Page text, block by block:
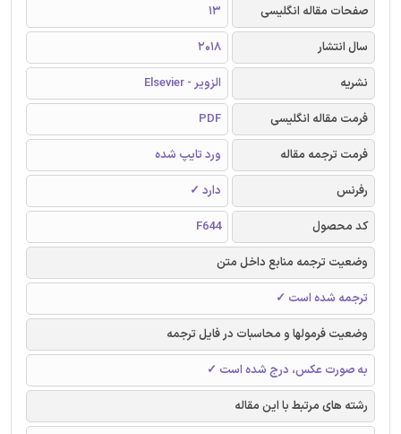
صفحات مقاله انگلیسی
13
سال انتشار
2018
نشریه
الزویر - Elsevier
فرمت مقاله انگلیسی
PDF
فرمت ترجمه مقاله
ورد تایپ شده
رفرنس
دارد ✓
کد محصول
F644
وضعیت ترجمه منابع داخل متن
ترجمه شده است ✓
وضعیت فرمولها و محاسبات در فایل ترجمه
به صورت عکس، درج شده است ✓
رشته های مرتبط با این مقاله